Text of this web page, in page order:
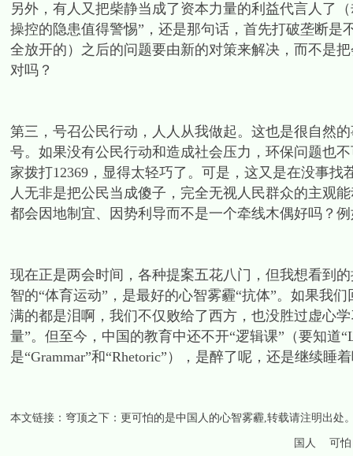
另外，有人又把柴静当成了资本力量的利益代言人了
操控的隐患值得警惕”，还是那句话，首先打破垄断
全放开的）之后的问题要由新的对策来解决，而不是
对吗？
第三，号召公民行动，人人从我做起。这也是很自然
号。如果没有公民行动和造成社会压力，环保问题也
家拨打12369，显得太轻巧了。可是，这又是在没事
人无非是把公民当成傻子，完全无视人民群众的主观
都会因地制宜、因势利导而不是一个牵线木偶好吗？
现在正是两会时间，各种提案五花八门，但我想看到
智的“体育运动”，是最好的心智雾霾“抗体”。如果
满的都是泪啊，我们不仅败给了西方，也没胜过虚心
量”。但至今，中国的教育中还不开“逻辑课”（要知道
是“Grammar”和“Rhetoric”），是醉了呢，还是继续睡
本文链接： 穹顶之下：更可怕的是中国人的心智雾霾,转载请注明出处
国人 可怕